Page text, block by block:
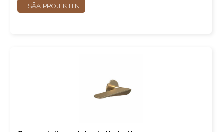
LISÄÄ PROJEKTIIN